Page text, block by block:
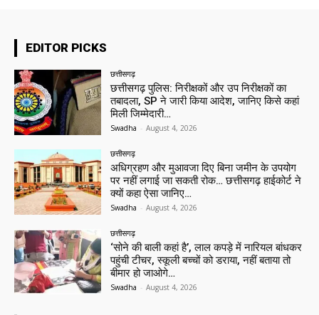
EDITOR PICKS
छत्तीसगढ़
छत्तीसगढ़ पुलिस: निरीक्षकों और उप निरीक्षकों का
तबादला, SP ने जारी किया आदेश, जानिए किसे कहां
मिली जिम्मेदारी…
Swadha - August 4, 2026
छत्तीसगढ़
अधिग्रहण और मुआवजा दिए बिना जमीन के उपयोग
पर नहीं लगाई जा सकती रोक… छत्तीसगढ़ हाईकोर्ट ने
क्यों कहा ऐसा जानिए…
Swadha - August 4, 2026
छत्तीसगढ़
‘सोने की बाली कहां है’, लाल कपड़े में नारियल बांधकर
पहुंची टीचर, स्कूली बच्चों को डराया, नहीं बताया तो
बीमार हो जाओगे…
Swadha - August 4, 2026